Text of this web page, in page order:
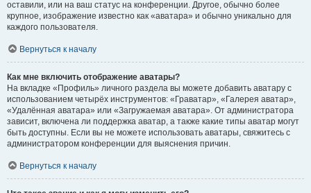
оставили, или на ваш статус на конференции. Другое, обычно более
крупное, изображение известно как «аватара» и обычно уникально для
каждого пользователя.
Вернуться к началу
Как мне включить отображение аватары?
На вкладке «Профиль» личного раздела вы можете добавить аватару с
использованием четырёх инструментов: «Граватар», «Галерея аватар»,
«Удалённая аватара» или «Загружаемая аватара». От администратора
зависит, включена ли поддержка аватар, а также какие типы аватар могут
быть доступны. Если вы не можете использовать аватары, свяжитесь с
администратором конференции для выяснения причин.
Вернуться к началу